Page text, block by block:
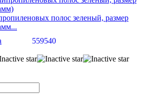
полос зеленый, размер
559540